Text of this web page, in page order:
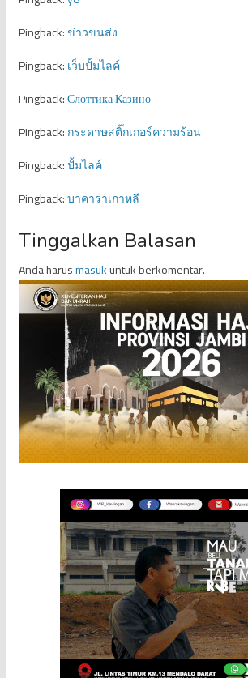
Pingback:ข่าวขนส่ง
Pingback:เว็บปั้มไลค์
Pingback:Слоттика Казино
Pingback:กระดาษสติ๊กเกอร์ความร้อน
Pingback:ปั้มไลค์
Pingback:บาคาร่าเกาหลี
Tinggalkan Balasan
Anda harusmasukuntuk berkomentar.